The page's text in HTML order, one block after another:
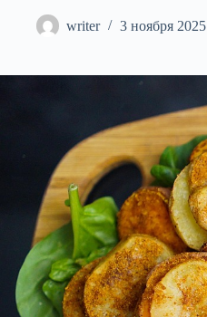
writer 3 ноября 2025